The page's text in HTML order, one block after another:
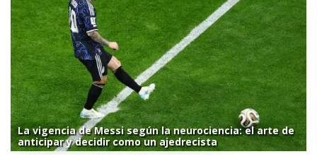
La vigencia de Messi según la neurociencia: el arte de
anticipar y decidir como un ajedrecista